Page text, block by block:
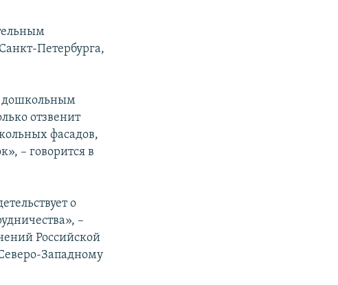
Петербурга,
дошкольным
отзвенит
фасадов,
– говорится в
о
–
Российской
Западному